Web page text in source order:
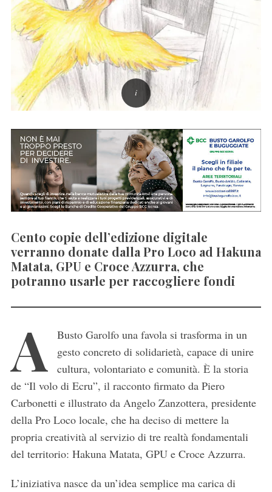
Cento copie dell’edizione digitale
verranno donate dalla Pro Loco ad Hakuna
Matata, GPU e Croce Azzurra, che
potranno usarle per raccogliere fondi
A
Busto Garolfo una favola si trasforma in un
gesto concreto di solidarietà, capace di unire
cultura, volontariato e comunità. È la storia
de “Il volo di Ecru”, il racconto firmato da Piero
Carbonetti e illustrato da Angelo Zanzottera, presidente
della Pro Loco locale, che ha deciso di mettere la
propria creatività al servizio di tre realtà fondamentali
del territorio: Hakuna Matata, GPU e Croce Azzurra.
L’iniziativa nasce da un’idea semplice ma carica di